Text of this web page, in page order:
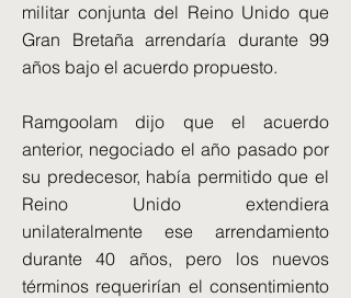
militar conjunta del Reino Unido que
Gran Bretaña arrendaría durante 99
años bajo el acuerdo propuesto.
Ramgoolam dijo que el acuerdo
anterior, negociado el año pasado por
su predecesor, había permitido que el
Reino Unido extendiera
unilateralmente ese arrendamiento
durante 40 años, pero los nuevos
términos requerirían el consentimiento